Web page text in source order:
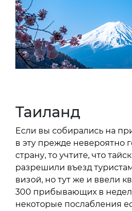
Таиланд
Если вы собирались на
в эту прежде невероятно
страну, то учтите, что
разрешили въезд
визой, но тут же и ввели
300 прибывающих в
некоторые послабления